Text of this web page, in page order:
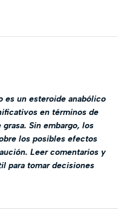
es un esteroide anabólico
en términos de
Sin embargo, los
los posibles efectos
Leer comentarios y
para tomar decisiones